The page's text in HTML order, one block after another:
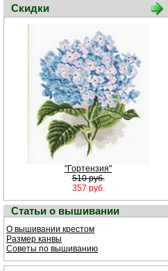
Скидки
"Гортензия"
510 руб.
357 руб.
Статьи о вышивании
О вышивании крестом
Размер канвы
Советы по вышиванию